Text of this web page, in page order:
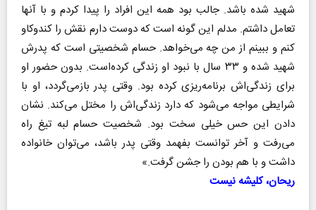
شهید شده باشد. جالب بود همه این افراد را پیدا کردم و با آنها
تعامل داشتم. مدلم این گونه است که دوست دارم نقش را کندوکاو
کنم و ببینم از من چه می‌خواهد. حسام شخصیتی است که پدرش
شهید شده و ۳۳ سال با نبود او زندگی کرده‌است. بدون حضور او
برای زندگی‌اش برنامه‌ریزی کرده بود. وقتی پدر بازمی‌گردد، او با
شرایطی مواجه می‌شود که دارد زندگی‌اش را مختل می‌کند. نشان
دادن این حس خیلی سخت بود. شخصیت حسام لبه تیغ راه
می‌رفت و آخر توانست بفهمد وقتی پدر باشد، می‌توان خانواده
داشت و با هم بودن را جشن گرفت.»
ریحان، کلیشه نیست